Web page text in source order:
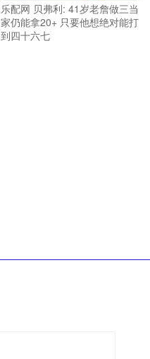
乐配网 贝弗利: 41岁老詹做三当
家仍能拿20+ 只要他想绝对能打
到四十六七